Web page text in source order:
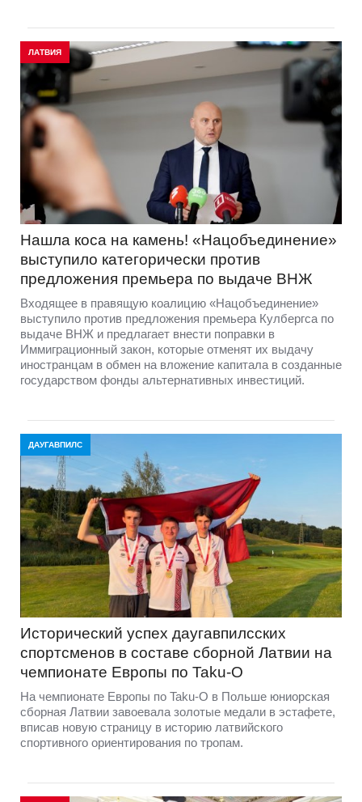
ЛАТВИЯ
Нашла коса на камень! «Нацобъединение»
выступило категорически против
предложения премьера по выдаче ВНЖ
Входящее в правящую коалицию «Нацобъединение»
выступило против предложения премьера Кулбергса по
выдаче ВНЖ и предлагает внести поправки в
Иммиграционный закон, которые отменят их выдачу
иностранцам в обмен на вложение капитала в созданные
государством фонды альтернативных инвестиций.
ДАУГАВПИЛС
Исторический успех даугавпилсских
спортсменов в составе сборной Латвии на
чемпионате Европы по Taku-O
На чемпионате Европы по Taku-O в Польше юниорская
сборная Латвии завоевала золотые медали в эстафете,
вписав новую страницу в историю латвийского
спортивного ориентирования по тропам.